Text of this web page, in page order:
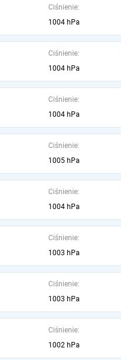
Ciśnienie:
1004 hPa
Ciśnienie:
1004 hPa
Ciśnienie:
1004 hPa
Ciśnienie:
1005 hPa
Ciśnienie:
1004 hPa
Ciśnienie:
1003 hPa
Ciśnienie:
1003 hPa
Ciśnienie:
1002 hPa